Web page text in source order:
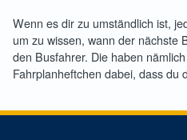
Wenn es dir zu umständlich ist,
um zu wissen, wann der nächste
den Busfahrer. Die haben
Fahrplanheftchen dabei, dass du